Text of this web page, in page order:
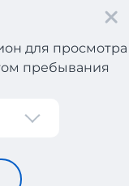
для просмотра
пребывания